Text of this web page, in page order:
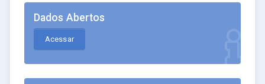
Dados Abertos
Acessar